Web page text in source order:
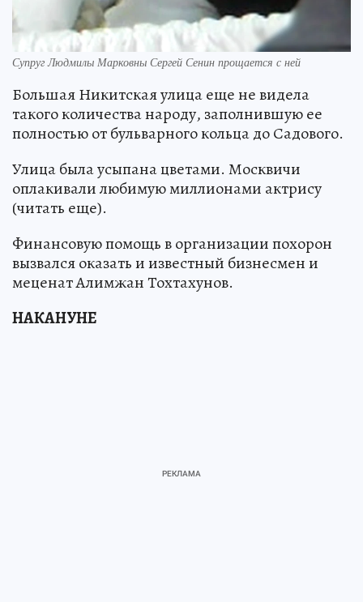
Супруг Людмилы Марковны Сергей Сенин прощается с ней
Большая Никитская улица еще не видела
такого количества народу, заполнившую ее
полностью от бульварного кольца до Садового.
Улица была усыпана цветами. Москвичи
оплакивали любимую миллионами актрису
(читать еще).
Финансовую помощь в организации похорон
вызвался оказать и известный бизнесмен и
меценат Алимжан Тохтахунов.
НАКАНУНЕ